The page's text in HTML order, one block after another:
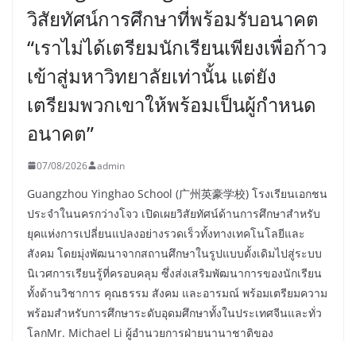
วิสัยทัศน์การศึกษาที่พร้อมรับอนาคต
“เราไม่ได้เตรียมนักเรียนเพียงเพื่อก้าว
เข้าสู่มหาวิทยาลัยเท่านั้น แต่ยัง
เตรียมพวกเขาให้พร้อมเป็นผู้กำหนด
อนาคต”
07/08/2026 admin
Guangzhou Yinghao School (广州英豪学校) โรงเรียนเอกชน
ประจำในนครกว่างโจว เปิดเผยวิสัยทัศน์ด้านการศึกษาสำหรับ
ยุคแห่งการเปลี่ยนแปลงอย่างรวดเร็วทั้งทางเทคโนโลยีและ
สังคม โดยมุ่งพัฒนาจากสถานศึกษาในรูปแบบดั้งเดิมไปสู่ระบบ
นิเวศการเรียนรู้ที่ครอบคลุม ซึ่งส่งเสริมพัฒนาการของนักเรียน
ทั้งด้านวิชาการ คุณธรรม สังคม และอารมณ์ พร้อมเตรียมความ
พร้อมสำหรับการศึกษาระดับอุดมศึกษาทั้งในประเทศจีนและทั่ว
โลกMr. Michael Li ผู้อำนวยการฝ่ายนานาชาติของ